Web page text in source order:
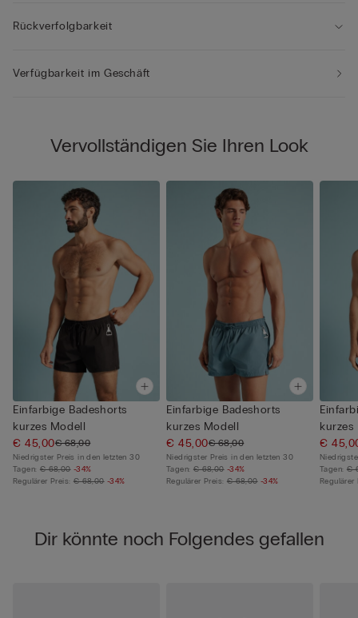
Rückverfolgbarkeit
Verfügbarkeit im Geschäft
Vervollständigen Sie Ihren Look
Einfarbige Badeshorts
kurzes Modell
€ 45,00€ 68,00
Niedrigster Preis in den letzten 30
Tagen: € 68,00 -34%
Regulärer Preis: € 68,00 -34%
Einfarbige Badeshorts
kurzes Modell
€ 45,00€ 68,00
Niedrigster Preis in den letzten 30
Tagen: € 68,00 -34%
Regulärer Preis: € 68,00 -34%
kurzes
€
Tagen: €
Dir könnte noch Folgendes gefallen